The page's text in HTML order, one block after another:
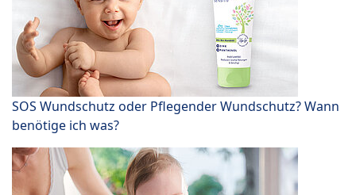
SOS Wundschutz oder Pflegender Wundschutz? Wann
benötige ich was?